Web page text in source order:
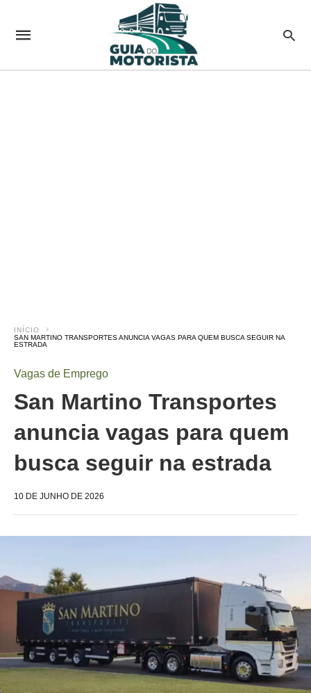
INÍCIO
SAN MARTINO TRANSPORTES ANUNCIA VAGAS PARA QUEM BUSCA SEGUIR NA
ESTRADA
Vagas de Emprego
San Martino Transportes
anuncia vagas para quem
busca seguir na estrada
10 DE JUNHO DE 2026